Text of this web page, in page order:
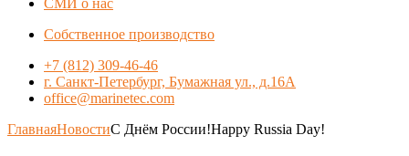
СМИ о нас
Собственное производство
+7 (812) 309-46-46
г. Санкт-Петербург, Бумажная ул., д.16А
office@marinetec.com
ГлавнаяНовостиС Днём России!Happy Russia Day!